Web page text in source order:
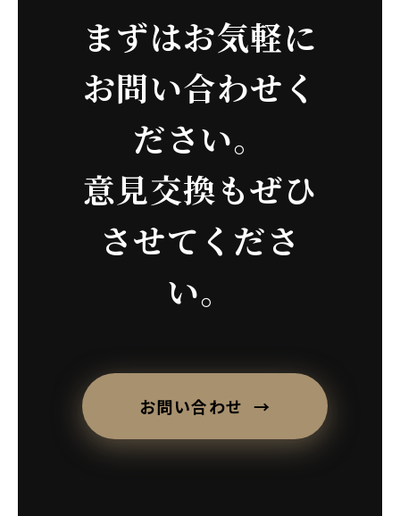
まずはお気軽に
お問い合わせく
ださい。
意見交換もぜひ
させてくださ
い。
お問い合わせ →